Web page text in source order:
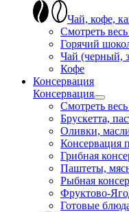
Чай, кофе,
Смотреть весь
Горячий
Чай (черный,
Кофе
Консервация
Консервация
Смотреть весь
Брускетта,
Оливки,
Консервация
Грибная
Паштеты,
Рыбная
Фруктово-
Готовые